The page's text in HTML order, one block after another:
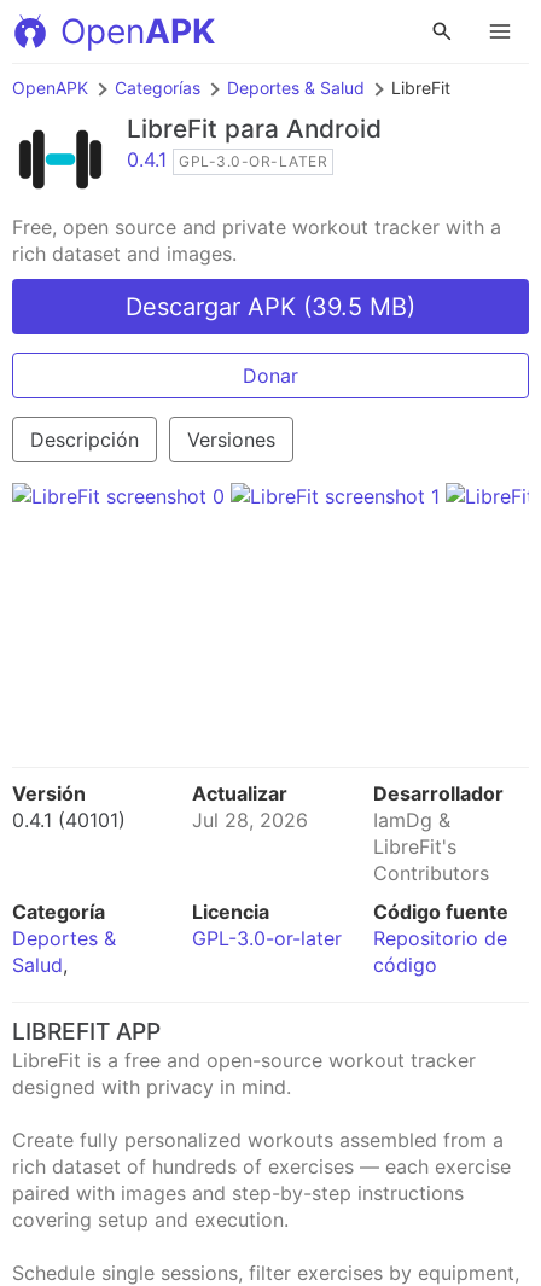
OpenAPK
OpenAPK Categorías Deportes & Salud LibreFit
LibreFit para Android
0.4.1 GPL-3.0-OR-LATER
Free, open source and private workout tracker with a
rich dataset and images.
Descargar APK (39.5 MB)
Donar
Descripción Versiones
Versión
0.4.1 (40101)
Actualizar
Jul 28, 2026
Desarrollador
IamDg &
LibreFit's
Contributors
Categoría
Deportes &
Salud,
Licencia
GPL-3.0-or-later
Código fuente
Repositorio de
código
LIBREFIT APP
LibreFit is a free and open-source workout tracker
designed with privacy in mind.
Create fully personalized workouts assembled from a
rich dataset of hundreds of exercises — each exercise
paired with images and step-by-step instructions
covering setup and execution.
Schedule single sessions, filter exercises by equipment,